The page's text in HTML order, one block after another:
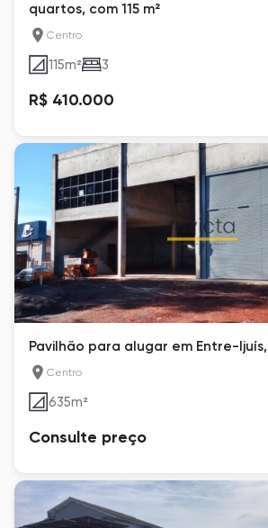
quartos, com 115 m²
Centro
115m² 3
R$ 410.000
Pavilhão para alugar em Entre-
Centro
635m²
Consulte preço